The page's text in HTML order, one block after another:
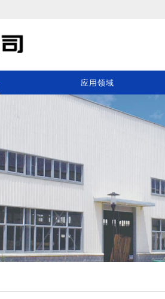
应用领域